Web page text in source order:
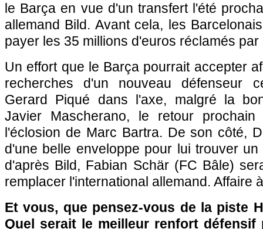
le Barça en vue d'un transfert l'été
allemand Bild. Avant cela, les
payer les 35 millions d'euros réclamés
Un effort que le Barça pourrait accepter
recherches d'un nouveau défenseur
Gerard Piqué dans l'axe, malgré la
Javier Mascherano, le retour
l'éclosion de Marc Bartra. De son côté,
d'une belle enveloppe pour lui trouver un
d'après Bild, Fabian Schär (FC Bâle)
remplacer l'international allemand. Affaire
Et vous, que pensez-vous de la piste
Quel serait le meilleur renfort défensif